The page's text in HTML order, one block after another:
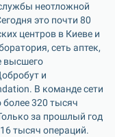
неотложной
это почти 80
центров в Киеве и
сеть аптек,
высшего
и
В команде сети
320 тысяч
за прошлый год
тысяч операций.